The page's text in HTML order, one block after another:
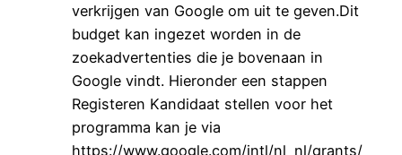
verkrijgen van Google om uit te geven.Dit
budget kan ingezet worden in de
zoekadvertenties die je bovenaan in
Google vindt. Hieronder een stappen
Registeren Kandidaat stellen voor het
programma kan je via
https://www.google.com/intl/nl_nl/grants/